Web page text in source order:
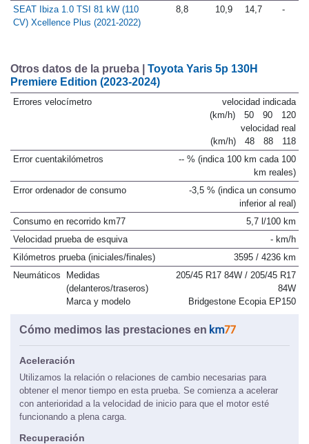
SEAT Ibiza 1.0 TSI 81 kW (110
CV) Xcellence Plus (2021-2022)
8,8 10,9 14,7 -
Otros datos de la prueba | Toyota Yaris 5p 130H
Premiere Edition (2023-2024)
Errores velocímetro
velocidad indicada
(km/h)
50 90
120
velocidad real
(km/h)
48 88
118
Error cuentakilómetros
-- % (indica 100 km cada 100
km reales)
Error ordenador de consumo
-3,5 % (indica un consumo
inferior al real)
Consumo en recorrido km77
5,7 l/100 km
Velocidad prueba de esquiva
- km/h
Kilómetros prueba (iniciales/finales)
3595 / 4236 km
Neumáticos
Medidas
(delanteros/traseros)
Marca y modelo
205/45 R17 84W / 205/45 R17
84W
Bridgestone Ecopia EP150
Cómo medimos las prestaciones en
Aceleración
Utilizamos la relación o relaciones de cambio necesarias para
obtener el menor tiempo en esta prueba. Se comienza a acelerar
con anterioridad a la velocidad de inicio para que el motor esté
funcionando a plena carga.
Recuperación